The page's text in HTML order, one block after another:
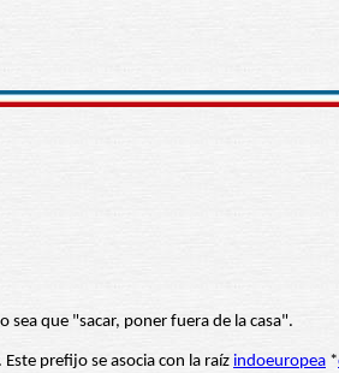
sea que "sacar, poner fuera de la casa".
Este prefijo se asocia con la raíz indoeuropea *